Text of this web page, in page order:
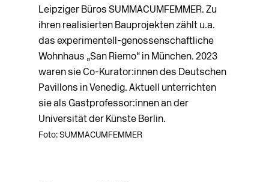
Leipziger Büros SUMMACUMFEMMER. Zu
ihren realisierten Bauprojekten zählt u.a.
das experimentell-genossenschaftliche
Wohnhaus „San Riemo“ in München. 2023
waren sie Co-Kura­tor­:innen des Deutschen
Pavillons in Venedig. Aktuell unterrichten
sie als Gastprofessor:innen an der
Universität der Künste Berlin.
Foto: SUMMACUMFEMMER